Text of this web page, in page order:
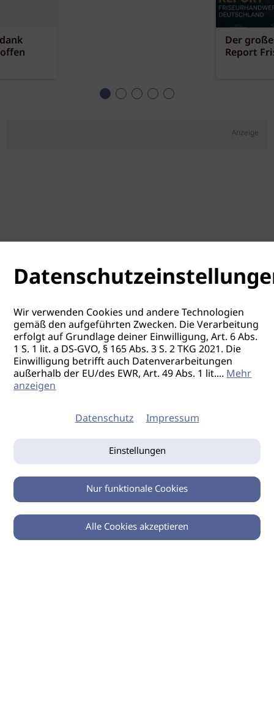
Der
Report
Anzeige
0
Wir verwenden Cookies und andere Technologien
gemäß den aufgeführten Zwecken. Die Verarbeitung
erfolgt auf Grundlage deiner Einwilligung, Art. 6 Abs.
1 S. 1 lit. a DS-GVO, § 165 Abs. 3 S. 2 TKG 2021. Die
Einwilligung betrifft auch Datenverarbeitungen
außerhalb der EU/des EWR, Art. 49 Abs. 1 lit....Mehr
anzeigen
Datenschutz Impressum
Einstellungen
Nur funktionale Cookies
Alle Cookies akzeptieren